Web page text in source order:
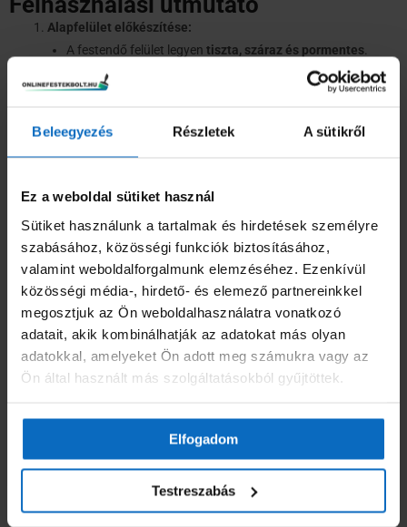
Beleegyezés Részletek A sütikről
Ez a weboldal sütiket használ
Sütiket használunk a tartalmak és hirdetések személyre
szabásához, közösségi funkciók biztosításához,
valamint weboldalforgalmunk elemzéséhez. Ezenkívül
közösségi média-, hirdető- és elemező partnereinkkel
megosztjuk az Ön weboldalhasználatra vonatkozó
adatait, akik kombinálhatják az adatokat más olyan
adatokkal, amelyeket Ön adott meg számukra vagy az
Ön által használt más szolgáltatásokból gyűjtöttek.
Elfogadom
Testreszabás
Alapfelület előkészítése:
A festendő felület legyen tiszta, száraz és pormentes
Távolítsd el a pergő rétegeket és az egyéb
szennyeződéseket.
Caparol Dupa-Putzfestiger alapozó
előzetes alkalmazása.
Alapozó felvitele:
Száradás:
Hőmérséklettől és páratartalomtól függőenkb. 6 óra
elteltével átfesthető.
Tárolás és eltarthatóság
Tárolás:Hűvös, fagymentes helyen.
Eltarthatóság:Bontatlan csomagolásban legalább12
hónapig megőrzi minőségét.
Kiszerelés és csomagolás
10 literes műanyag kanna